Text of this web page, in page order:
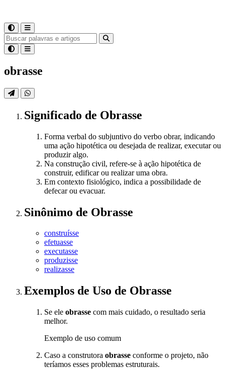
obrasse
Significado de Obrasse
Forma verbal do subjuntivo do verbo obrar, indicando
uma ação hipotética ou desejada de realizar, executar ou
produzir algo.
Na construção civil, refere-se à ação hipotética de
construir, edificar ou realizar uma obra.
Em contexto fisiológico, indica a possibilidade de
defecar ou evacuar.
Sinônimo de Obrasse
construísse
efetuasse
executasse
produzisse
realizasse
Exemplos de Uso de Obrasse
Se ele obrasse com mais cuidado, o resultado seria
melhor.
Exemplo de uso comum
Caso a construtora obrasse conforme o projeto, não
teríamos esses problemas estruturais.